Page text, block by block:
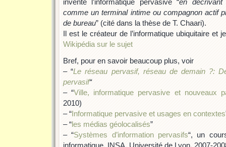
inventé l’informatique pervasive “en décrivant
comme un terminal intime ou compagnon actif
de bureau” (cité dans la thèse de T. Chaari).
Il est le créateur de l’informatique ubiquitaire et
Wikipédia sur le sujet
Bref, pour en savoir beaucoup plus, voir
– “Le réseau pervasif, réseau de demain ?:
pervasif“
– “Ville, informatique pervasive et nouveaux
2010)
– “Informatique pervasive et usages en contextes
– “les médias géolocalisés”
– “Systèmes d’information pervasifs“, un